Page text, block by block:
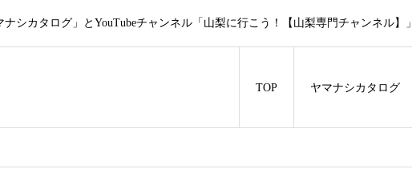
シカタログ」とYouTubeチャンネル「山梨に行こう！【山梨専門チャンネル】」
TOP ヤマナシカタログ